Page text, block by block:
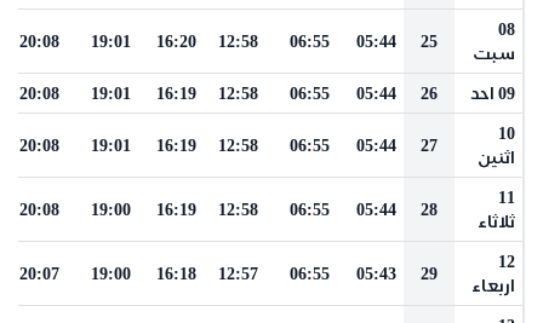
08
سبت
25
05:44
06:55
12:58
16:20
19:01
20:08
09 احد 26
05:44
06:55
12:58
16:19
19:01
20:08
10
اثنين
27
05:44
06:55
12:58
16:19
19:01
20:08
11
ثلاثاء
28
05:44
06:55
12:58
16:19
19:00
20:08
12
اربعاء
29
05:43
06:55
12:57
16:18
19:00
20:07